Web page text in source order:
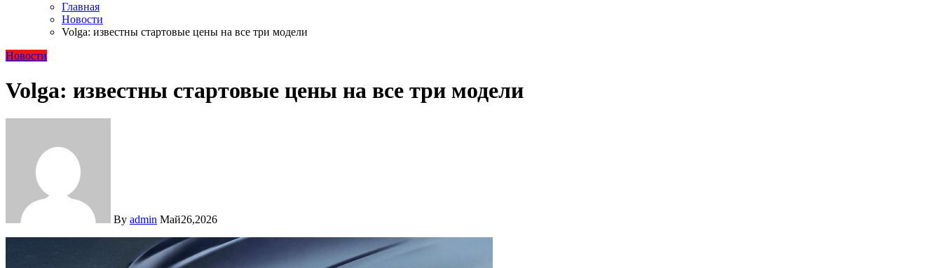
Главная
Новости
Volga: известны стартовые цены на все три модели
Новости
Volga: известны стартовые цены на все три модели
By admin Май26,2026